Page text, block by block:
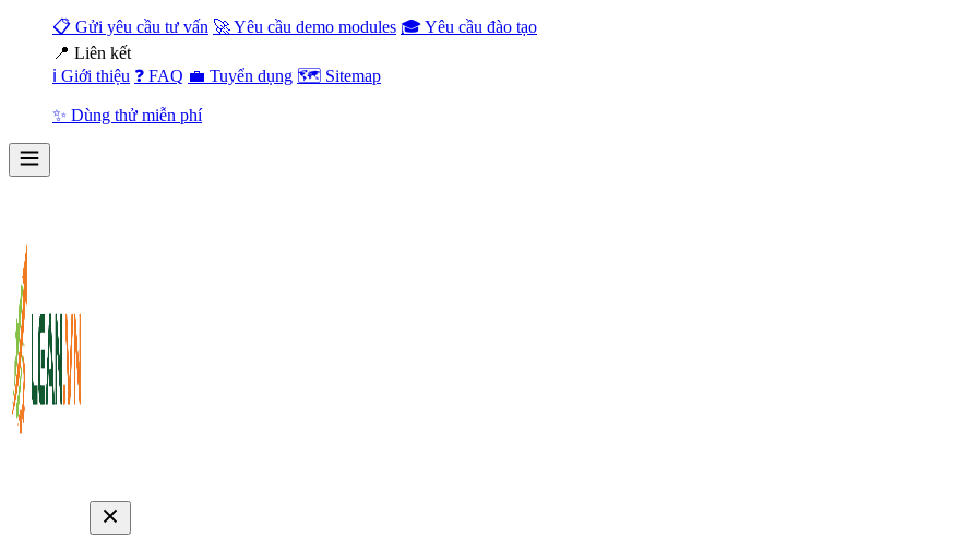
📋 Gửi yêu cầu tư vấn 🚀 Yêu cầu demo modules 🎓 Yêu cầu đào tạo
📍 Liên kết
ℹ️ Giới thiệu ❓ FAQ 💼 Tuyển dụng 🗺️ Sitemap
✨ Dùng thử miễn phí